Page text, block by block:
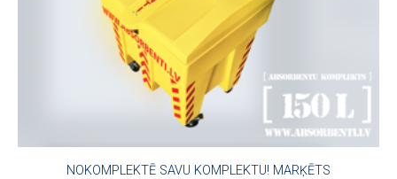
NOKOMPLEKTĒ SAVU KOMPLEKTU! MARĶĒTS